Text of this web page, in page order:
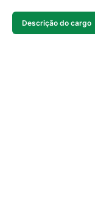
Descrição do cargo